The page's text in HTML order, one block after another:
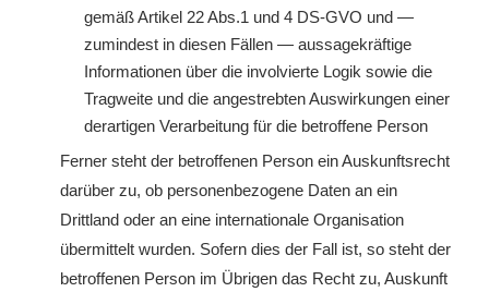
gemäß Artikel 22 Abs.1 und 4 DS-GVO und —
zumindest in diesen Fällen — aussagekräftige
Informationen über die involvierte Logik sowie die
Tragweite und die angestrebten Auswirkungen einer
derartigen Verarbeitung für die betroffene Person
Ferner steht der betroffenen Person ein Auskunftsrecht
darüber zu, ob personenbezogene Daten an ein
Drittland oder an eine internationale Organisation
übermittelt wurden. Sofern dies der Fall ist, so steht der
betroffenen Person im Übrigen das Recht zu, Auskunft